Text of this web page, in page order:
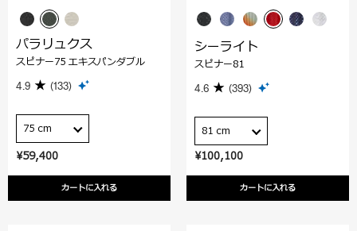
¥59,400
カートに入れる
パラリュクス
スピナー75 エキスパンダブル
4.9 (133)
75 cm
¥100,100
カートに入れる
シーライト
スピナー81
4.6 (393)
81 cm